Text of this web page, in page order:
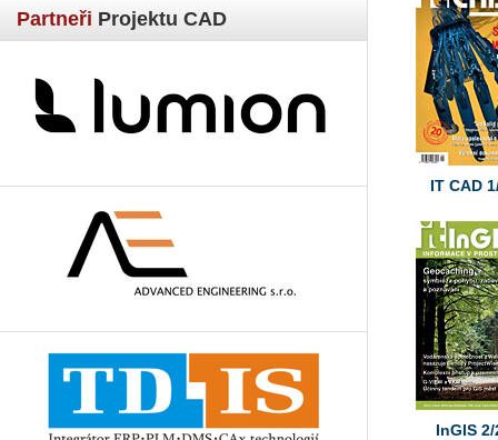
Partneři Projektu CAD
IT CAD
InGIS 2/